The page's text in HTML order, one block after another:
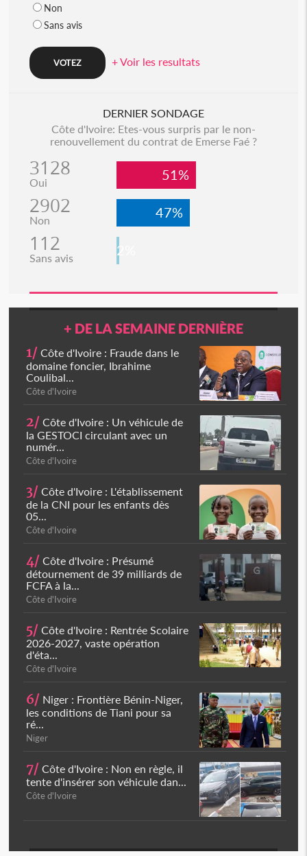
Non
Sans avis
+ Voir les resultats
DERNIER SONDAGE
Côte d'Ivoire: Etes-vous surpris par le non-
renouvellement du contrat de Emerse Faé ?
3128
Oui 51%
2902
Non 47%
112
Sans avis 2%
+ DE LA SEMAINE DERNIÈRE
1/ Côte d'Ivoire : Fraude dans le
domaine foncier, Ibrahime
Coulibal...
Côte d'Ivoire
2/ Côte d'Ivoire : Un véhicule de
la GESTOCI circulant avec un
numér...
Côte d'Ivoire
3/ Côte d'Ivoire : L'établissement
de la CNI pour les enfants dès
05...
Côte d'Ivoire
4/ Côte d'Ivoire : Présumé
détournement de 39 milliards de
FCFA à la...
Côte d'Ivoire
5/ Côte d'Ivoire : Rentrée Scolaire
2026-2027, vaste opération
d'éta...
Côte d'Ivoire
6/ Niger : Frontière Bénin-Niger,
les conditions de Tiani pour sa
ré...
Niger
7/ Côte d'Ivoire : Non en règle, il
tente d'insérer son véhicule dan...
Côte d'Ivoire